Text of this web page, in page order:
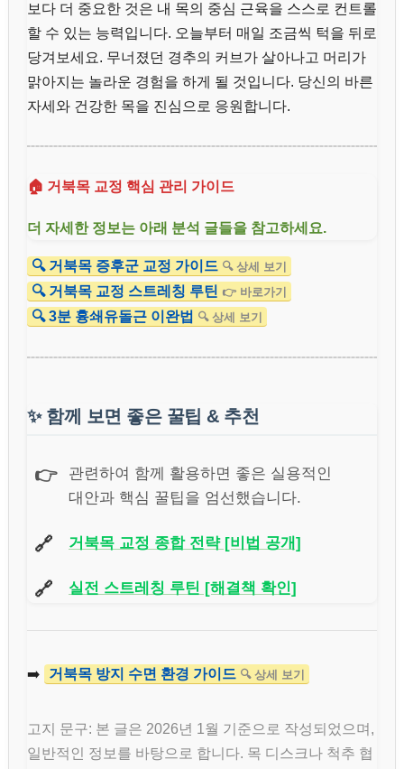
보다 더 중요한 것은 내 목의 중심 근육을 스스로 컨트롤
할 수 있는 능력입니다. 오늘부터 매일 조금씩 턱을 뒤로
당겨보세요. 무너졌던 경추의 커브가 살아나고 머리가
맑아지는 놀라운 경험을 하게 될 것입니다. 당신의 바른
자세와 건강한 목을 진심으로 응원합니다.
🏠 거북목 교정 핵심 관리 가이드
더 자세한 정보는 아래 분석 글들을 참고하세요.
🔍 거북목 증후군 교정 가이드 🔍 상세 보기
🔍 거북목 교정 스트레칭 루틴 👉 바로가기
🔍 3분 흉쇄유돌근 이완법 🔍 상세 보기
✨ 함께 보면 좋은 꿀팁 & 추천
👉
관련하여 함께 활용하면 좋은 실용적인
대안과 핵심 꿀팁을 엄선했습니다.
🔗 거북목 교정 종합 전략 [비법 공개]
🔗 실전 스트레칭 루틴 [해결책 확인]
➡️ 거북목 방지 수면 환경 가이드 🔍 상세 보기
고지 문구: 본 글은 2026년 1월 기준으로 작성되었으며,
일반적인 정보를 바탕으로 합니다. 목 디스크나 척추 협